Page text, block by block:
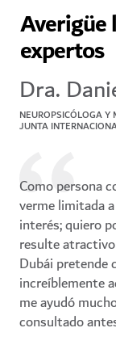
Averigüe
expertos
Dra.
NEUROPSICÓLOGA Y
JUNTA
Como persona
verme limitada
interés; quiero
resulte
Dubái pretende
increíblemente
me ayudó
consultado